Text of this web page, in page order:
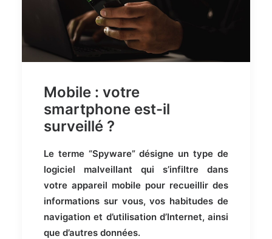
Mobile : votre
smartphone est-il
surveillé ?
Le terme “Spyware” désigne un type de
logiciel malveillant qui s’infiltre dans
votre appareil mobile pour recueillir des
informations sur vous, vos habitudes de
navigation et d’utilisation d’Internet, ainsi
que d’autres données.